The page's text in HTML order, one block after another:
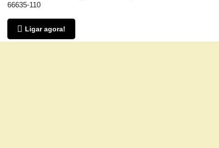
66635-110
Ligar agora!